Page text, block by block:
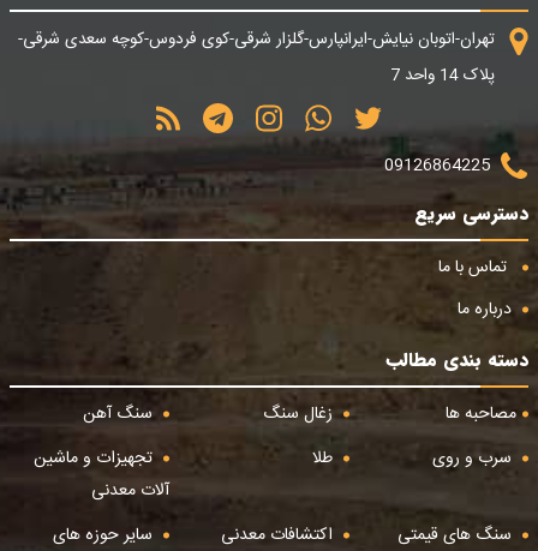
تهران-اتوبان نیایش-ایرانپارس-گلزار شرقی-کوی فردوس-کوچه سعدی شرقی-
پلاک 14 واحد 7
09126864225
دسترسی سریع
تماس با ما
درباره ما
دسته بندی مطالب
مصاحبه ها
زغال سنگ
سنگ آهن
سرب و روی
طلا
تجهیزات و ماشین
آلات معدنی
سنگ های قیمتی
اکتشافات معدنی
سایر حوزه های